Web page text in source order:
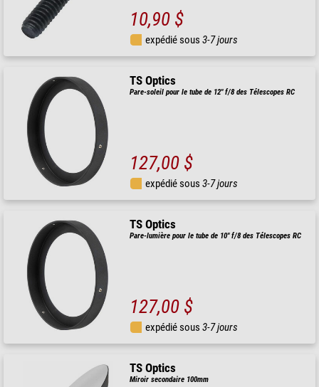
10,90 $
expédié sous3-7 jours
TS Optics
Pare-soleil pour le tube de 12" f/8 des Télescopes RC
127,00 $
expédié sous3-7 jours
TS Optics
Pare-lumière pour le tube de 10" f/8 des Télescopes RC
127,00 $
expédié sous3-7 jours
TS Optics
Miroir secondaire 100mm